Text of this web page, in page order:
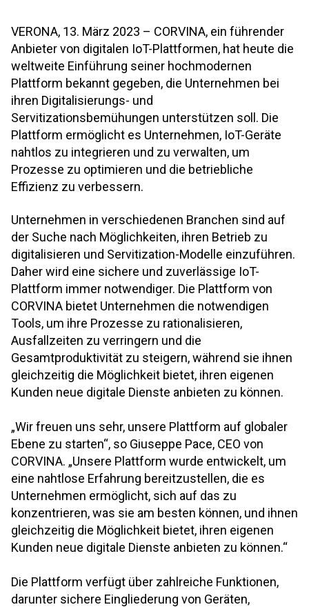
VERONA, 13. März 2023 – CORVINA, ein führender
Anbieter von digitalen IoT-Plattformen, hat heute die
weltweite Einführung seiner hochmodernen
Plattform bekannt gegeben, die Unternehmen bei
ihren Digitalisierungs- und
Servitizationsbemühungen unterstützen soll. Die
Plattform ermöglicht es Unternehmen, IoT-Geräte
nahtlos zu integrieren und zu verwalten, um
Prozesse zu optimieren und die betriebliche
Effizienz zu verbessern.
Unternehmen in verschiedenen Branchen sind auf
der Suche nach Möglichkeiten, ihren Betrieb zu
digitalisieren und Servitization-Modelle einzuführen.
Daher wird eine sichere und zuverlässige IoT-
Plattform immer notwendiger. Die Plattform von
CORVINA bietet Unternehmen die notwendigen
Tools, um ihre Prozesse zu rationalisieren,
Ausfallzeiten zu verringern und die
Gesamtproduktivität zu steigern, während sie ihnen
gleichzeitig die Möglichkeit bietet, ihren eigenen
Kunden neue digitale Dienste anbieten zu können.
„Wir freuen uns sehr, unsere Plattform auf globaler
Ebene zu starten“, so Giuseppe Pace, CEO von
CORVINA. „Unsere Plattform wurde entwickelt, um
eine nahtlose Erfahrung bereitzustellen, die es
Unternehmen ermöglicht, sich auf das zu
konzentrieren, was sie am besten können, und ihnen
gleichzeitig die Möglichkeit bietet, ihren eigenen
Kunden neue digitale Dienste anbieten zu können.“
Die Plattform verfügt über zahlreiche Funktionen,
darunter sichere Eingliederung von Geräten,